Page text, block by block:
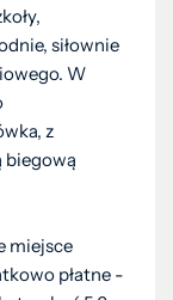
siłownie
W
z
biegową
miejsce
płatne -